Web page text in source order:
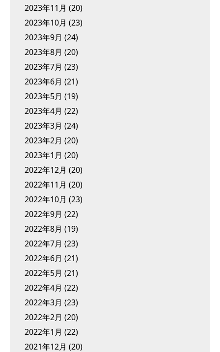
2023年11月 (20)
2023年10月 (23)
2023年9月 (24)
2023年8月 (20)
2023年7月 (23)
2023年6月 (21)
2023年5月 (19)
2023年4月 (22)
2023年3月 (24)
2023年2月 (20)
2023年1月 (20)
2022年12月 (20)
2022年11月 (20)
2022年10月 (23)
2022年9月 (22)
2022年8月 (19)
2022年7月 (23)
2022年6月 (21)
2022年5月 (21)
2022年4月 (22)
2022年3月 (23)
2022年2月 (20)
2022年1月 (22)
2021年12月 (20)